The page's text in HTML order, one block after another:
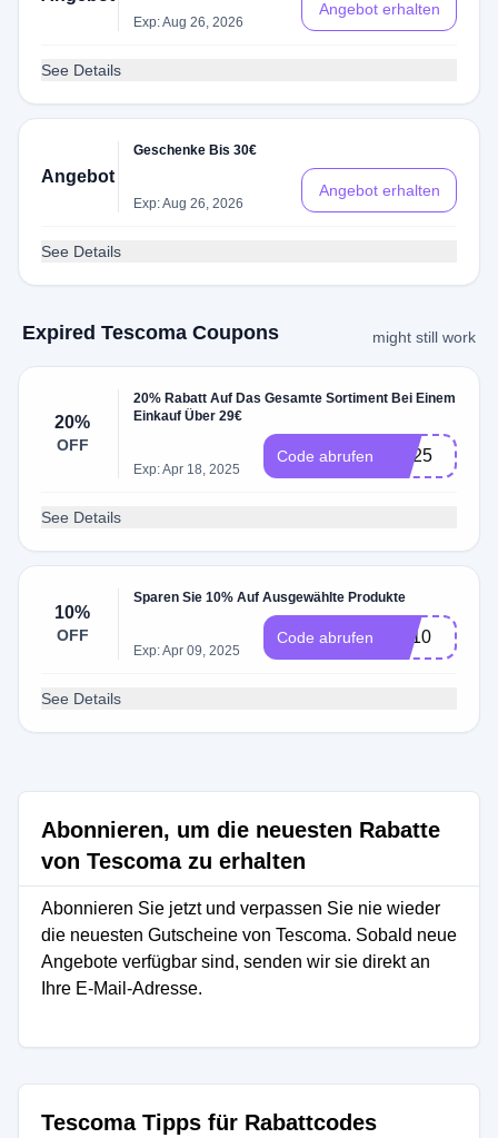
Exp: Aug 26, 2026
Angebot erhalten
See Details
Angebot
Geschenke Bis 30€
Exp: Aug 26, 2026
Angebot erhalten
See Details
Expired Tescoma Coupons might still work
20%
OFF
20% Rabatt Auf Das Gesamte Sortiment Bei Einem
Einkauf Über 29€
Exp: Apr 18, 2025
Code abrufen UB25
See Details
10%
OFF
Sparen Sie 10% Auf Ausgewählte Produkte
Exp: Apr 09, 2025
Code abrufen AB10
See Details
Abonnieren, um die neuesten Rabatte
von Tescoma zu erhalten
Abonnieren Sie jetzt und verpassen Sie nie wieder
die neuesten Gutscheine von Tescoma. Sobald neue
Angebote verfügbar sind, senden wir sie direkt an
Ihre E-Mail-Adresse.
Tescoma Tipps für Rabattcodes